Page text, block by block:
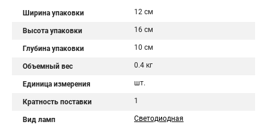
Ширина упаковки 12 см
Высота упаковки 16 см
Глубина упаковки 10 см
Объемный вес 0.4 кг
Единица измерения шт.
Кратность поставки 1
Вид ламп Светодиодная